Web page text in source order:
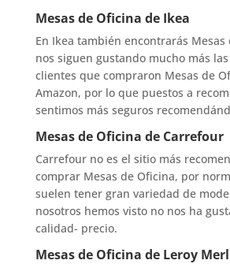
Mesas de Oficina de Ikea
En Ikea también encontrarás
nos siguen gustando mucho más
clientes que compraron Mesas de
Amazon, por lo que puestos a
sentimos más seguros
Mesas de Oficina de Carrefour
Carrefour no es el sitio más
comprar Mesas de Oficina, por
suelen tener gran variedad de
nosotros hemos visto no nos ha
calidad- precio.
Mesas de Oficina de Leroy